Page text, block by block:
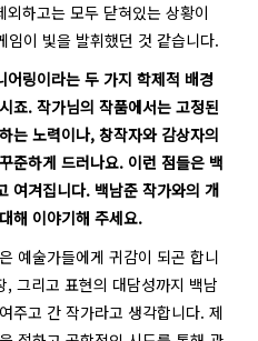
하고는 모두 닫혀있는 상황이
임이 빛을 발휘했던 것 같습니다.
링이라는 두 가지 학제적 배경
죠. 작가님의 작품에서는 고정된
는 노력이나, 창작자와 감상자의
준하게 드러나요. 이런 점들은 백
여겨집니다. 백남준 작가와의 개
해 이야기해 주세요.
예술가들에게 귀감이 되곤 합니
그리고 표현의 대담성까지 백남
주고 간 작가라고 생각합니다. 제